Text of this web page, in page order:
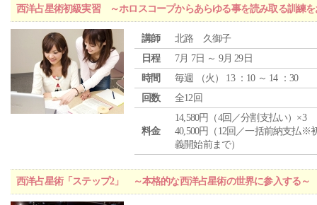
西洋占星術初級実習 ～ホロスコープからあらゆる事を読み取る訓練を
講師
北路 久御子
日程
7月 7日 ～ 9月 29日
時間
毎週 （火 ） 13 ：10 ～ 14 ：30
回数
全12回
料金
14,580円（4回／分割支払い）×3
40,500円（12回／一括前納支払※
義開始前まで）
西洋占星術「ステップ2」 ～本格的な西洋占星術の世界に参入する～